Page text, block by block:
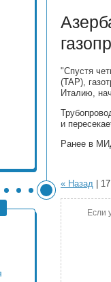
"Спустя
(TAP),
Италию,
и
Ранее в
« Назад |
Если